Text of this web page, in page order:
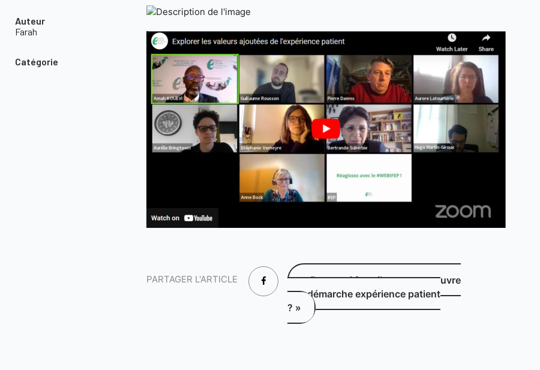
Auteur
Farah
Catégorie
PARTAGER L'ARTICLE
« Pourquoi faut-il mettre en œuvre
une démarche expérience patient
? »